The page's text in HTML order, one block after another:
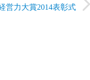
営力大賞2014表彰式